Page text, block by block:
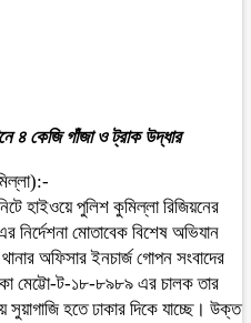
৪ কেজি গাঁজা ও ট্রাক উদ্ধার
হাইওয়ে পুলিশ কুমিল্লা রিজিয়নের
মোতাবেক বিশেষ অভিযান
অফিসার ইনচার্জ গোপন সংবাদের
মেট্টো-ট-১৮-৮৯৮৯ এর চালক তার
সুয়াগাজি হতে ঢাকার দিকে যাচ্ছে। উক্ত